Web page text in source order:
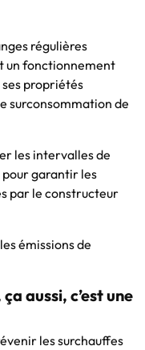
régulières
un fonctionnement
ses propriétés
surconsommation de
les intervalles de
garantir les
par le constructeur
émissions de
aussi, c’est une
les surchauffes